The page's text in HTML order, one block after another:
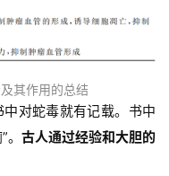
其作用的总结
对蛇毒就有记载。书中
古人通过经验和大胆的